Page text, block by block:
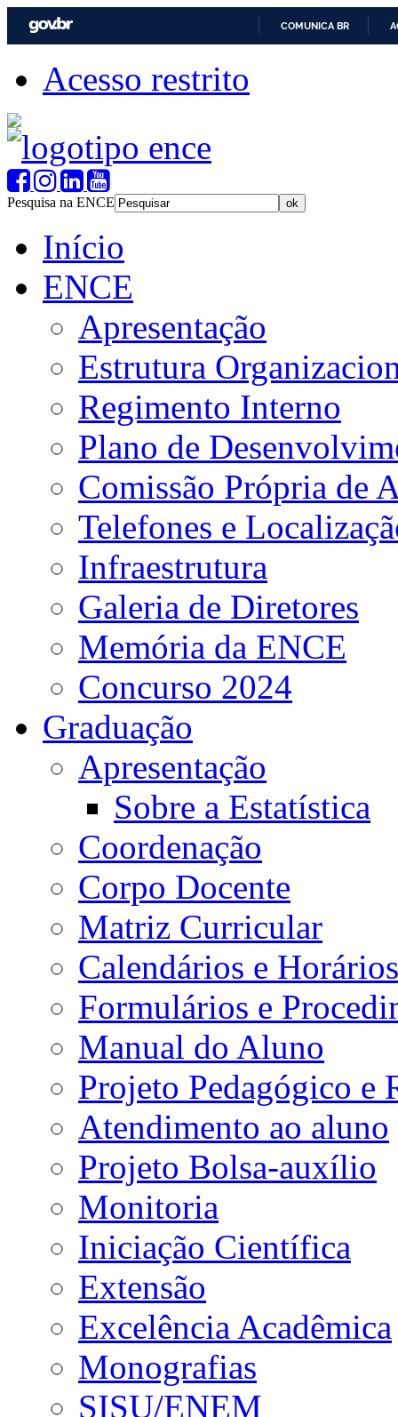
COMUNICA BR
Acesso restrito
Pesquisa na ENCE
Início
ENCE
Apresentação
Estrutura
Regimento Interno
Plano de
Comissão Própria de
Telefones e
Infraestrutura
Galeria de Diretores
Memória da ENCE
Concurso 2024
Graduação
Apresentação
Sobre a Estatística
Coordenação
Corpo Docente
Matriz Curricular
Calendários e Horários
Formulários e
Manual do Aluno
Projeto Pedagógico e
Atendimento ao aluno
Projeto Bolsa-auxílio
Monitoria
Iniciação Científica
Extensão
Excelência Acadêmica
Monografias
SISU/ENEM